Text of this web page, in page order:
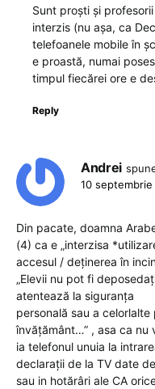
Sunt proști și
interzis (nu așa, ca
telefoanele mobile în
e proastă, numai
timpul fiecărei ore e
Reply
Andrei
10
Din pacate, doamna
(4) ca e „interzisa
accesul / deținerea în
„Elevii nu pot fi
atentează la siguranța
personală sau a
învățământ…” , asa ca
ia telefonul unuia la
declarații de la TV date
sau in hotărâri ale CA